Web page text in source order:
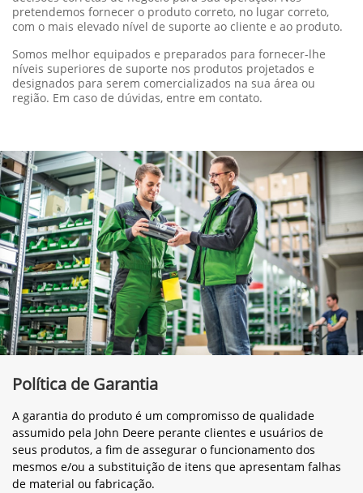
pretendemos fornecer o produto correto, no lugar correto,
com o mais elevado nível de suporte ao cliente e ao produto.
Somos melhor equipados e preparados para fornecer-lhe
níveis superiores de suporte nos produtos projetados e
designados para serem comercializados na sua área ou
região. Em caso de dúvidas, entre em contato.
Política de Garantia
A garantia do produto é um compromisso de qualidade
assumido pela John Deere perante clientes e usuários de
seus produtos, a fim de assegurar o funcionamento dos
mesmos e/ou a substituição de itens que apresentam falhas
de material ou fabricação.